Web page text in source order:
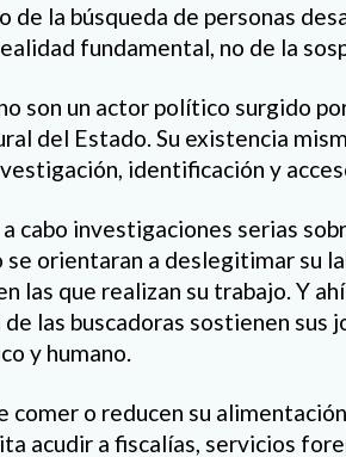
de la búsqueda de personas
fundamental, no de la
son un actor político surgido
del Estado. Su existencia
identificación y
cabo investigaciones serias
orientaran a deslegitimar su
las que realizan su trabajo. Y
las buscadoras sostienen sus
y humano.
comer o reducen su
acudir a fiscalías, servicios